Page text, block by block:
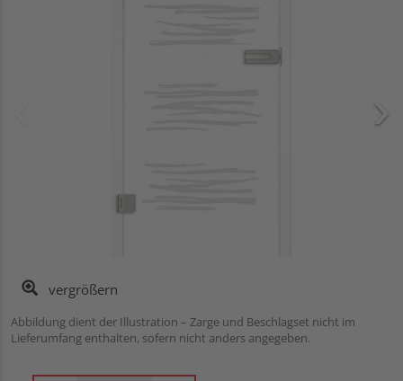
vergrößern
Abbildung dient der Illustration – Zarge und Beschlagset nicht im
Lieferumfang enthalten, sofern nicht anders angegeben.